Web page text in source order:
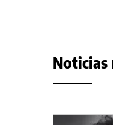
Noticias